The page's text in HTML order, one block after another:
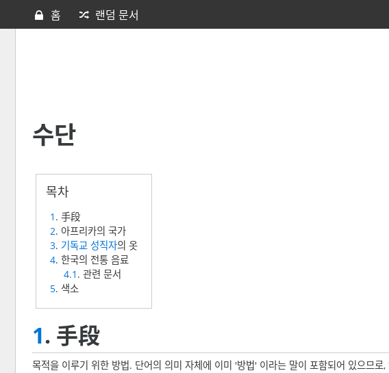
홈 랜덤 문서
수단
1 . 手段
2. 아프리카의 국가
3. 기독교 성직자의 옷
4. 한국의 전통 음료
4.1 . 관련 문서
5. 색소
1. 手段
목적을 이루기 위한 방법. 단어의 의미 자체에 이미 '방법' 이라는 말이 포함되어 있으므